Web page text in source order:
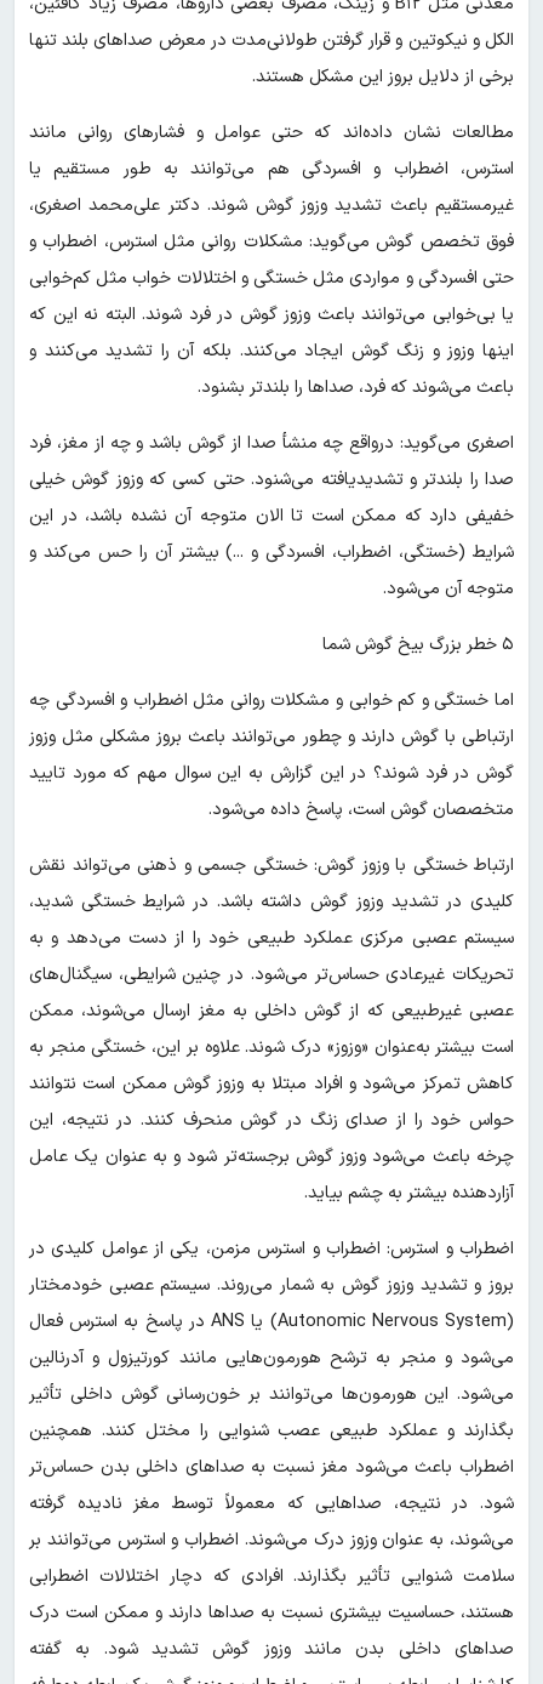
الکل و نیکوتین و قرار گرفتن طولانی‌مدت در معرض صداهای بلند تنها
برخی از دلایل بروز این مشکل هستند.
مطالعات نشان داده‌اند که حتی عوامل و فشارهای روانی مانند
استرس، اضطراب و افسردگی هم می‌توانند به طور مستقیم یا
غیرمستقیم باعث تشدید وزوز گوش شوند. دکتر علی‌محمد اصغری،
فوق تخصص گوش می‌گوید: مشکلات روانی مثل استرس، اضطراب و
حتی افسردگی و مواردی مثل خستگی و اختلالات خواب مثل کم‌خوابی
یا بی‌خوابی می‌توانند باعث وزوز گوش در فرد شوند. البته نه این که
اینها وزوز و زنگ گوش ایجاد می‌کنند. بلکه آن را تشدید می‌کنند و
باعث می‌شوند که فرد، صداها را بلندتر بشنود.
اصغری می‌گوید: درواقع چه منشأ صدا از گوش باشد و چه از مغز، فرد
صدا را بلندتر و تشدیدیافته می‌شنود. حتی کسی که وزوز گوش خیلی
خفیفی دارد که ممکن است تا الان متوجه آن نشده باشد، در این
شرایط (خستگی، اضطراب، افسردگی و ...) بیشتر آن را حس می‌کند و
متوجه آن می‌شود.
۵ خطر بزرگ بیخ گوش شما
اما خستگی و کم خوابی و مشکلات روانی مثل اضطراب و افسردگی چه
ارتباطی با گوش دارند و چطور می‌توانند باعث بروز مشکلی مثل وزوز
گوش در فرد شوند؟ در این گزارش به این سوال مهم که مورد تایید
متخصصان گوش است، پاسخ داده می‌شود.
ارتباط خستگی با وزوز گوش: خستگی جسمی و ذهنی می‌تواند نقش
کلیدی در تشدید وزوز گوش داشته باشد. در شرایط خستگی شدید،
سیستم عصبی مرکزی عملکرد طبیعی خود را از دست می‌دهد و به
تحریکات غیرعادی حساس‌تر می‌شود. در چنین شرایطی، سیگنال‌های
عصبی غیرطبیعی که از گوش داخلی به مغز ارسال می‌شوند، ممکن
است بیشتر به‌عنوان «وزوز» درک شوند. علاوه بر این، خستگی منجر به
کاهش تمرکز می‌شود و افراد مبتلا به وزوز گوش ممکن است نتوانند
حواس خود را از صدای زنگ در گوش منحرف کنند. در نتیجه، این
چرخه باعث می‌شود وزوز گوش برجسته‌تر شود و به عنوان یک عامل
آزاردهنده بیشتر به چشم بیاید.
اضطراب و استرس: اضطراب و استرس مزمن، یکی از عوامل کلیدی در
بروز و تشدید وزوز گوش به شمار می‌روند. سیستم عصبی خودمختار
(Autonomic Nervous System) یا ANS در پاسخ به استرس فعال
می‌شود و منجر به ترشح هورمون‌هایی مانند کورتیزول و آدرنالین
می‌شود. این هورمون‌ها می‌توانند بر خون‌رسانی گوش داخلی تأثیر
بگذارند و عملکرد طبیعی عصب شنوایی را مختل کنند. همچنین
اضطراب باعث می‌شود مغز نسبت به صداهای داخلی بدن حساس‌تر
شود. در نتیجه، صداهایی که معمولاً توسط مغز نادیده گرفته
می‌شوند، به عنوان وزوز درک می‌شوند. اضطراب و استرس می‌توانند بر
سلامت شنوایی تأثیر بگذارند. افرادی که دچار اختلالات اضطرابی
هستند، حساسیت بیشتری نسبت به صداها دارند و ممکن است درک
صداهای داخلی بدن مانند وزوز گوش تشدید شود. به گفته